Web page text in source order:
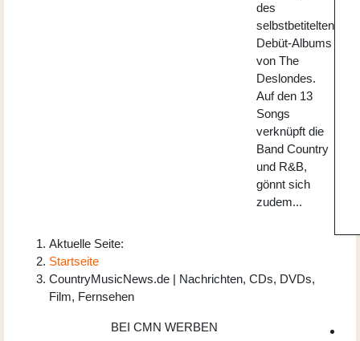
des
selbstbetitelten
Debüt-Albums
von The
Deslondes.
Auf den 13
Songs
verknüpft die
Band Country
und R&B,
gönnt sich
zudem...
Aktuelle Seite:
Startseite
CountryMusicNews.de | Nachrichten, CDs, DVDs,
Film, Fernsehen
BEI CMN WERBEN